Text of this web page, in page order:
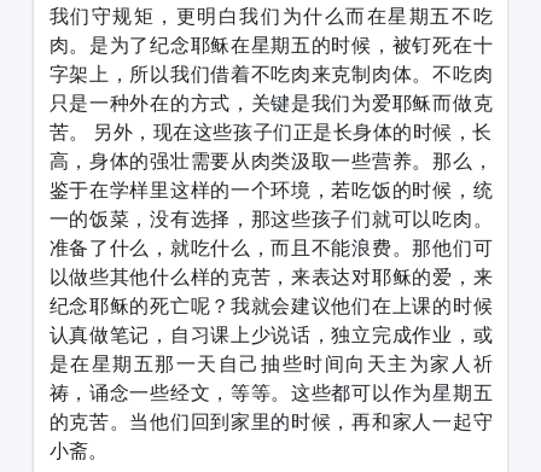
我们守规矩，更明白我们为什么而在星期五不吃
肉。是为了纪念耶稣在星期五的时候，被钉死在十
字架上，所以我们借着不吃肉来克制肉体。不吃肉
只是一种外在的方式，关键是我们为爱耶稣而做克
苦。 另外，现在这些孩子们正是长身体的时候，长
高，身体的强壮需要从肉类汲取一些营养。那么，
鉴于在学样里这样的一个环境，若吃饭的时候，统
一的饭菜，没有选择，那这些孩子们就可以吃肉。
准备了什么，就吃什么，而且不能浪费。那他们可
以做些其他什么样的克苦，来表达对耶稣的爱，来
纪念耶稣的死亡呢？我就会建议他们在上课的时候
认真做笔记，自习课上少说话，独立完成作业，或
是在星期五那一天自己抽些时间向天主为家人祈
祷，诵念一些经文，等等。这些都可以作为星期五
的克苦。当他们回到家里的时候，再和家人一起守
小斋。